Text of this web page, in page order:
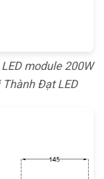
module 200W
Đạt LED